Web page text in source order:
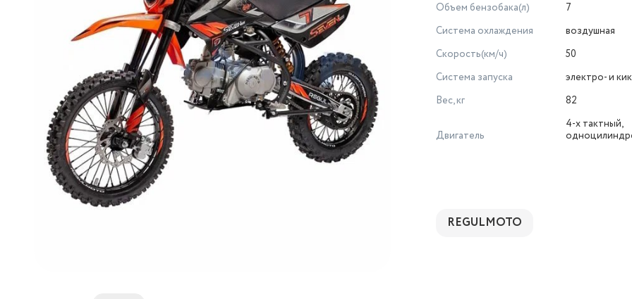
Объем бензобака(л)
7
Система охлаждения
воздушная
Скорость(км/ч)
50
Система запуска
электро- и
Вес, кг
82
Двигатель
4-х тактный,
REGULMOTO